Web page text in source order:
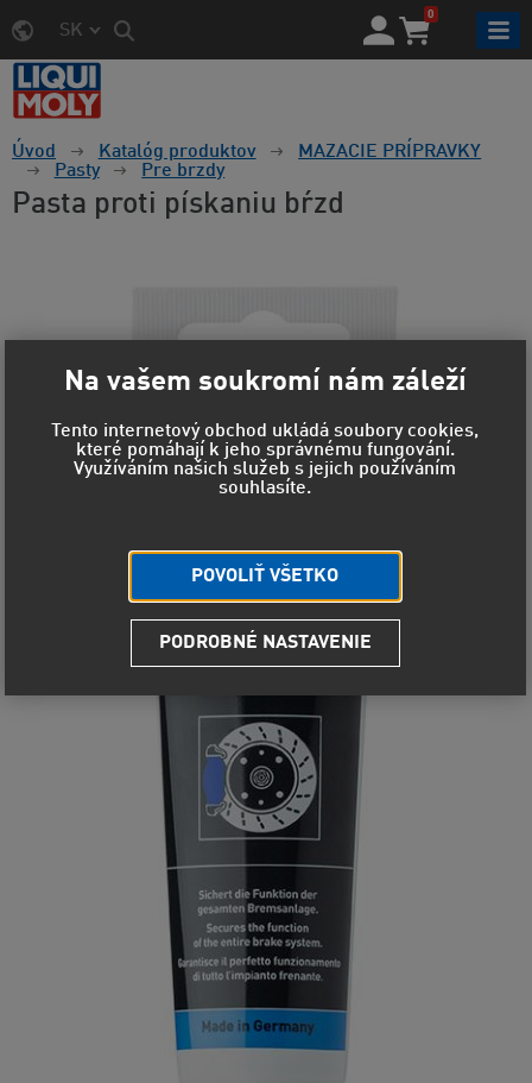
SK
0
Úvod Katalóg produktov
MAZACIE PRÍPRAVKY
Pasty
Pre brzdy
Pasta proti pískaniu bŕzd
Na vašem soukromí nám záleží
Tento internetový obchod ukládá soubory cookies,
které pomáhají k jeho správnému fungování.
Využíváním našich služeb s jejich používáním
souhlasíte.
POVOLIŤ VŠETKO
PODROBNÉ NASTAVENIE